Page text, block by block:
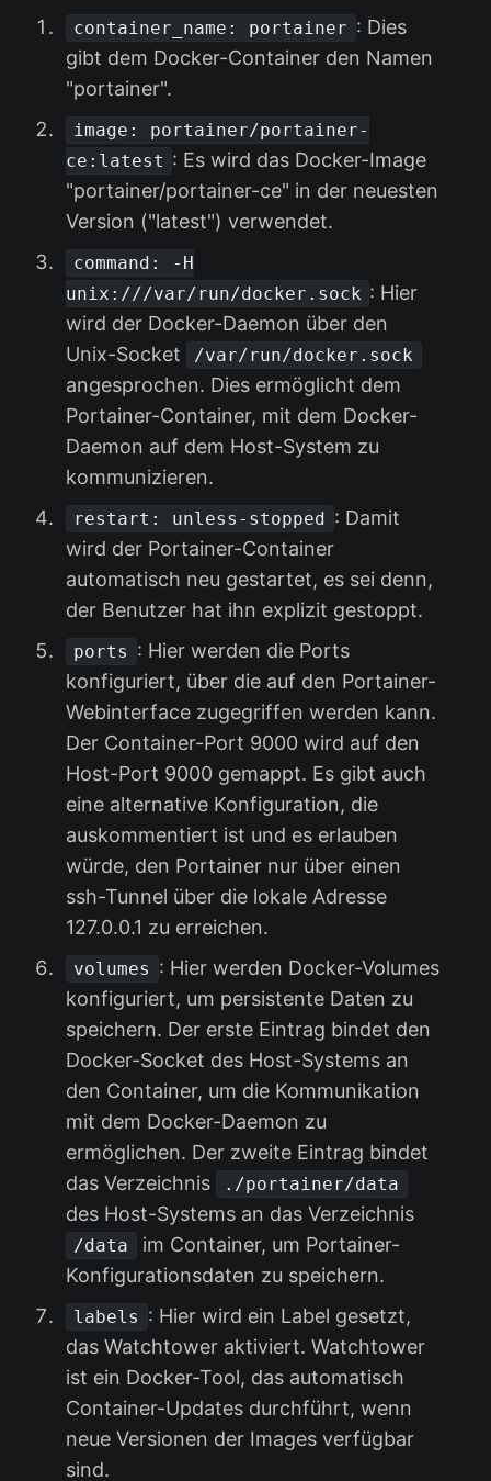
container_name: portainer : Dies
gibt dem Docker-Container den Namen
"portainer".
image: portainer/portainer-
ce:latest : Es wird das Docker-Image
"portainer/portainer-ce" in der neuesten
Version ("latest") verwendet.
command: -H
unix:///var/run/docker.sock : Hier
wird der Docker-Daemon über den
Unix-Socket
/var/run/docker.sock
angesprochen. Dies ermöglicht dem
Portainer-Container, mit dem Docker-
Daemon auf dem Host-System zu
kommunizieren.
restart: unless-stopped : Damit
wird der Portainer-Container
automatisch neu gestartet, es sei denn,
der Benutzer hat ihn explizit gestoppt.
ports : Hier werden die Ports
konfiguriert, über die auf den Portainer-
Webinterface zugegriffen werden kann.
Der Container-Port 9000 wird auf den
Host-Port 9000 gemappt. Es gibt auch
eine alternative Konfiguration, die
auskommentiert ist und es erlauben
würde, den Portainer nur über einen
ssh-Tunnel über die lokale Adresse
127.0.0.1 zu erreichen.
volumes : Hier werden Docker-Volumes
konfiguriert, um persistente Daten zu
speichern. Der erste Eintrag bindet den
Docker-Socket des Host-Systems an
den Container, um die Kommunikation
mit dem Docker-Daemon zu
ermöglichen. Der zweite Eintrag bindet
das Verzeichnis
./portainer/data
des Host-Systems an das Verzeichnis
/data
im Container, um Portainer-
Konfigurationsdaten zu speichern.
labels : Hier wird ein Label gesetzt,
das Watchtower aktiviert. Watchtower
ist ein Docker-Tool, das automatisch
Container-Updates durchführt, wenn
neue Versionen der Images verfügbar
sind.